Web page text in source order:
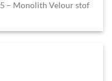
– Monolith Velour stof